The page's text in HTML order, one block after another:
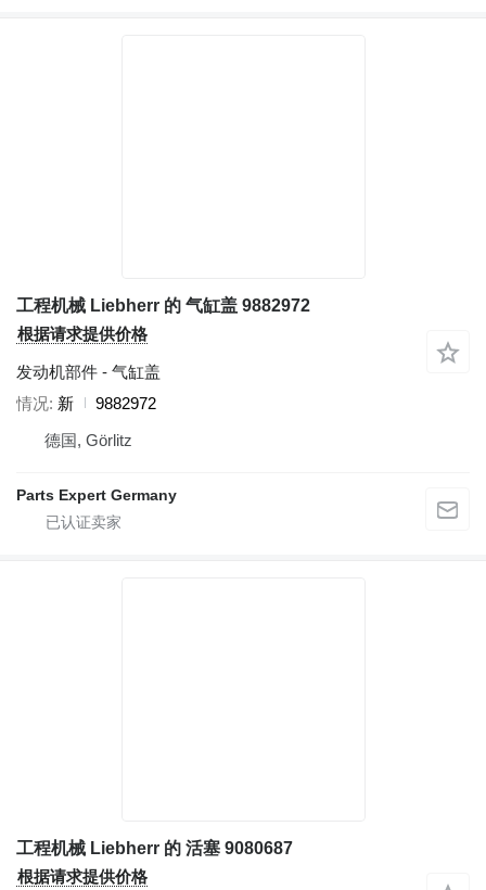
工程机械 Liebherr 的 气缸盖 9882972
根据请求提供价格
发动机部件 - 气缸盖
情况 新
9882972
德国, Görlitz
Parts Expert Germany
工程机械 Liebherr 的 活塞 9080687
根据请求提供价格